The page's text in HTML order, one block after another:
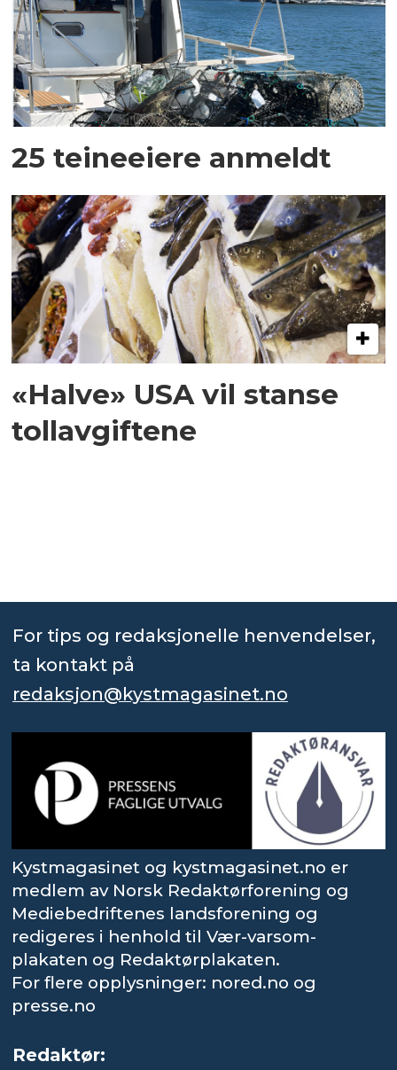
25 teineeiere anmeldt
«Halve» USA vil stanse
tollavgiftene
For tips og redaksjonelle henvendelser,
ta kontakt på
redaksjon@kystmagasinet.no
Kystmagasinet og kystmagasinet.no er
medlem av Norsk Redaktørforening og
Mediebedriftenes landsforening og
redigeres i henhold til Vær-varsom-
plakaten og Redaktørplakaten.
For flere opplysninger: nored.no og
presse.no
Redaktør: